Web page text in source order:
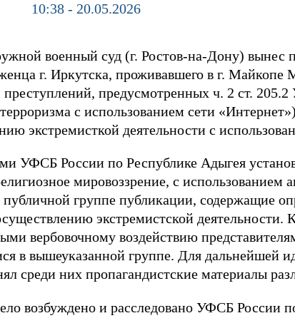
10:38 - 20.05.2026
военный суд (г. Ростов-на-Дону) вынес
г. Иркутска, проживавшего в г.
предусмотренных ч. 2 ст.
с использованием сети
экстремисткой деятельности с
УФСБ России по Республике Адыгея
мировоззрение, с использованием
публичной группе публикации, содержащие
экстремистской деятельности.
вербовочному воздействию
в вышеуказанной группе. Для дальнейшей
среди них пропагандистские материалы
возбуждено и расследовано УФСБ России